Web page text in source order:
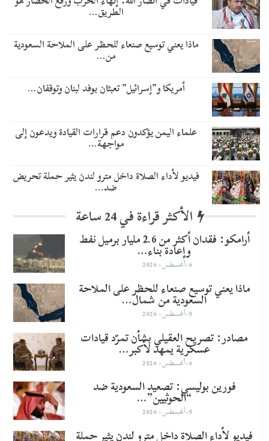
الطريق…
ماذا يعني توسيع صنعاء للحظر على الملاحة السعودية
من…
أمريكا و”إسرائيل” تعبثان بوفد لبنان وتوقفان…
علماء اليمن يؤكدون دعم قرارات القيادة ويدعون إلى
مواجهة…
فيديو لأداء الصلاة داخل مترو لندن يثير حملة تحريض
ضد…
الأكثر قراءة في 24 ساعة
أرامكو: فقدان أكثر من 2.6 مليار برميل نفط
وإعادة بناء…
6-أغسطس- 2026
ماذا يعني توسيع صنعاء للحظر على الملاحة
السعودية من شمال…
5-أغسطس- 2026
مصادر: تصريح العقيلي بشأن تمرّد قيادات
عسكرية يمهد لأكبر…
6-أغسطس- 2026
​فورين بوليسي: تصعيد السعودية ضد
“الحوثيين”…
5-أغسطس- 2026
فيديو لأداء الصلاة داخل مترو لندن يثير حملة